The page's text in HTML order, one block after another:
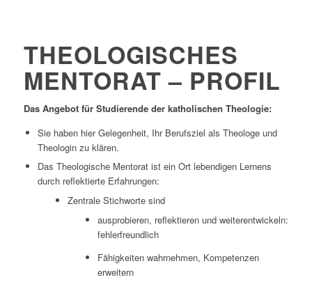
THEOLOGISCHES
MENTORAT – PROFIL
Das Angebot für Studierende der katholischen Theologie:
Sie haben hier Gelegenheit, Ihr Berufsziel als Theologe und
Theologin zu klären.
Das Theologische Mentorat ist ein Ort lebendigen Lernens
durch reflektierte Erfahrungen:
Zentrale Stichworte sind
ausprobieren, reflektieren und weiterentwickeln:
fehlerfreundlich
Fähigkeiten wahrnehmen, Kompetenzen
erweitern